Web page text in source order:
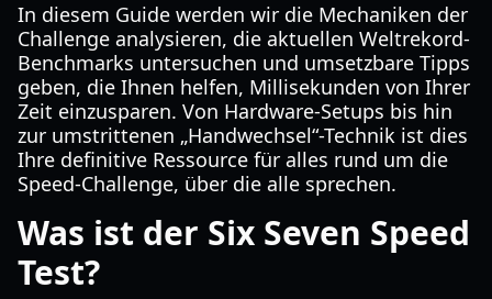
In diesem Guide werden wir die Mechaniken der
Challenge analysieren, die aktuellen Weltrekord-
Benchmarks untersuchen und umsetzbare Tipps
geben, die Ihnen helfen, Millisekunden von Ihrer
Zeit einzusparen. Von Hardware-Setups bis hin
zur umstrittenen „Handwechsel“-Technik ist dies
Ihre definitive Ressource für alles rund um die
Speed-Challenge, über die alle sprechen.
Was ist der Six Seven Speed
Test?